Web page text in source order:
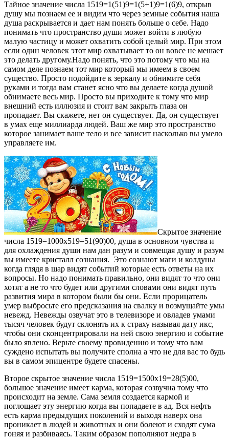
Тайное значение числа 1519=1(51)9=1(5+1)9=1(6)9, открыв
душу мы познаем ее и видим что через земные события наша
душа раскрывается и дает нам понять больше о себе. Надо
понимать что пространство души может войти в любую
малую частицу и может охватить собой целый мир. При этом
если один человек этот мир охватывает то он вовсе не мешает
это делать другому.Надо понять, что это потому что мы на
самом деле познаем тот мир который мы имеем в своем
существо. Просто подойдите к зеркалу и обнимите себя
руками и тогда вам станет ясно что вы делаете когда душой
обнимаете весь мир. Просто вы приходите к тому что мир
внешний есть иллюзия и стоит вам закрыть глаза он
пропадает. Вы скажете, нет он существует. Да, он существует
в умах еще миллиарда людей. Ваш же мир это пространство
которое занимает ваше тело и все зависит насколько вы умело
управляете им.
Скрытое значение
числа 1519=1000х519=51(90)00, душа в основном чувства и
для охлаждения души нам дан разум и совмещая душу и разум
вы имеете кристалл сознания. Это сознают маги и колдуны
когда глядя в шар видят событий которые есть ответы на их
вопросы. Но надо понимать правильно, они видят то что они
хотят а не то что будет или другими словами они видят путь
развития мира в котором были бы они. Если прорицатель
умер выбросьте его предсказания на свалку и возмущайте умы
невежд. Невежды озвучат это в телевизоре и овладев умами
тысяч человек будут склонять их к страху называя дату икс,
чтобы они сконцентрировали на ней свою энергию и событие
было явлено. Верьте своему провидению и тому что вам
суждено испытать вы получите сполна а что не для вас то будь
вы в самом эпицентре будете спасены.
Второе скрытое значение числа 1519=1500х19=28(5)00,
большое значение имеет карма, которая созвучна тому что
происходит на земле. Сама земля создается кармой и
поглощает эту энергию когда вы попадаете в ад. Вся нефть
есть карма предыдущих поколений и выходя наверх она
проникает в людей и животных и они болеют и сходят сума
гоняя и разбиваясь. Таким образом пополняют недра в